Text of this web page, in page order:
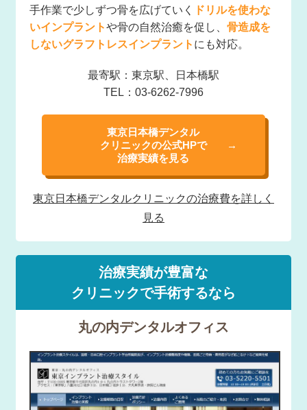
手作業で少しずつ骨を広げていく
ドリルを使わな
いインプラントや骨の自然治癒を促し、 骨造成を
しないグラフトレスインプラント にも対応。
最寄駅：東京駅、日本橋駅
TEL：03-6262-7996
東京日本橋デンタル
クリニックの公式HPで
治療実績を見る
東京日本橋デンタルクリニックの治療費を詳しく
見る
治療実績が豊富な
クリニックで手術するなら
丸の内デンタルオフィス